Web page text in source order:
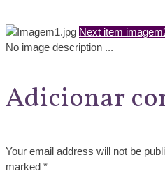
Next item
No image description ...
Adicionar
Your email address will not be
marked *